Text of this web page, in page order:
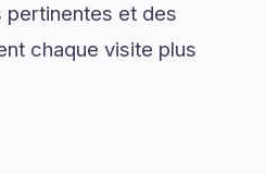
pertinentes et des
chaque visite plus